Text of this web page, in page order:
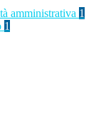
amministrativa 1
1